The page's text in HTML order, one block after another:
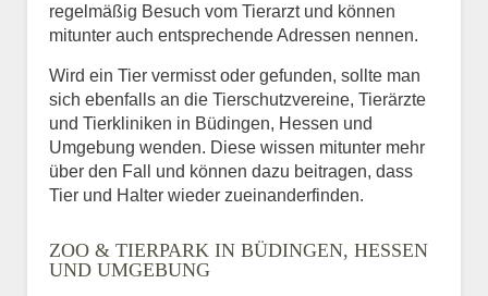
regelmäßig Besuch vom Tierarzt und können
mitunter auch entsprechende Adressen nennen.
Wird ein Tier vermisst oder gefunden, sollte man
sich ebenfalls an die Tierschutzvereine, Tierärzte
und Tierkliniken in Büdingen, Hessen und
Umgebung wenden. Diese wissen mitunter mehr
über den Fall und können dazu beitragen, dass
Tier und Halter wieder zueinanderfinden.
ZOO & TIERPARK IN BÜDINGEN, HESSEN
UND UMGEBUNG